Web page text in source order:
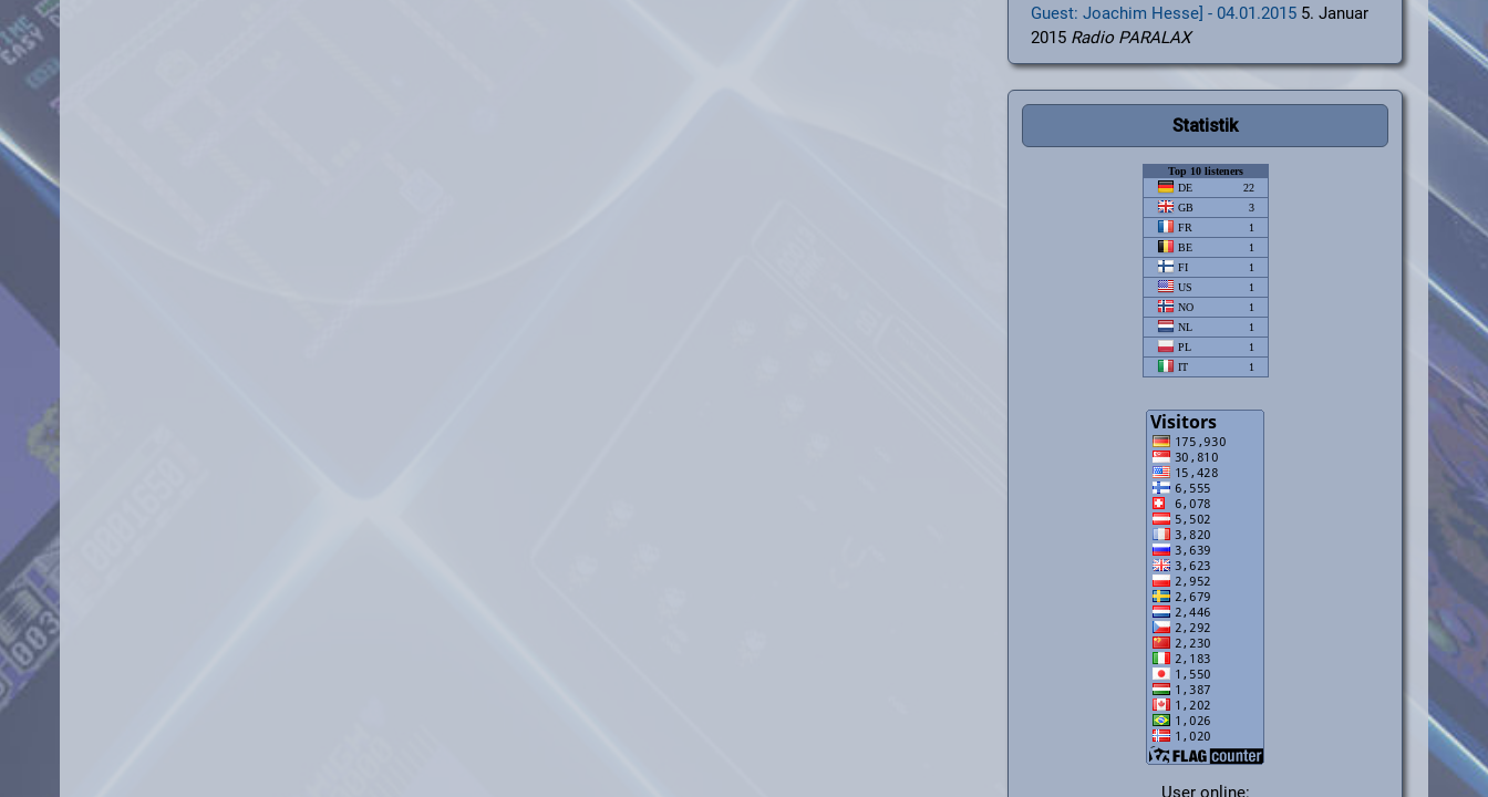
Guest: Joachim Hesse] - 04.01.2015 5. Januar
2015 Radio PARALAX
Statistik
User online: